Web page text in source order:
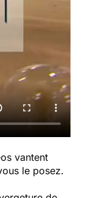
vantent
le posez.